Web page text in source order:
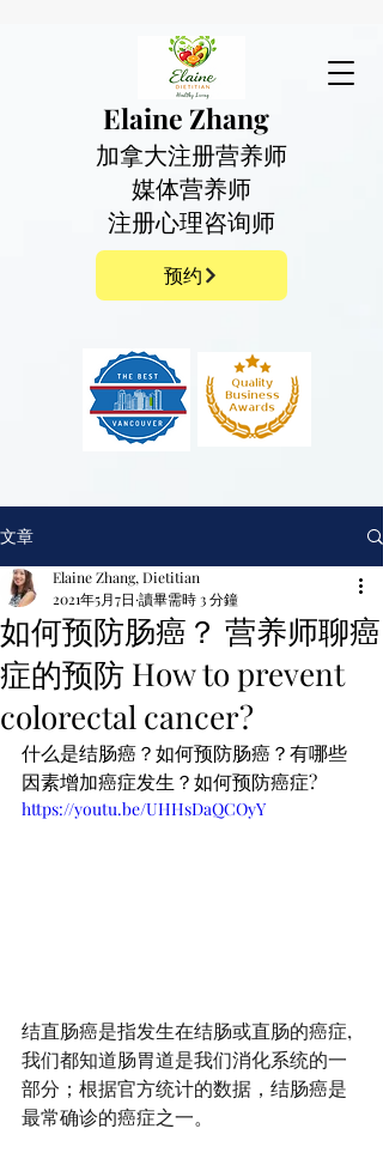
Elaine Zhang
加拿大注册营养师
​媒体营养师
​注册心理咨询师
预约
文章
如何预防肠癌？ 营养师聊癌
症的预防 How to prevent
colorectal cancer?
Elaine Zhang, Dietitian
2021年5月7日 讀畢需時 3 分鐘
什么是结肠癌？如何预防肠癌？有哪些
因素增加癌症发生？如何预防癌症?
https://youtu.be/UHHsDaQCOyY
结直肠癌是指发生在结肠或直肠的癌症,
我们都知道肠胃道是我们消化系统的一
部分；根据官方统计的数据，结肠癌是
最常确诊的癌症之一。